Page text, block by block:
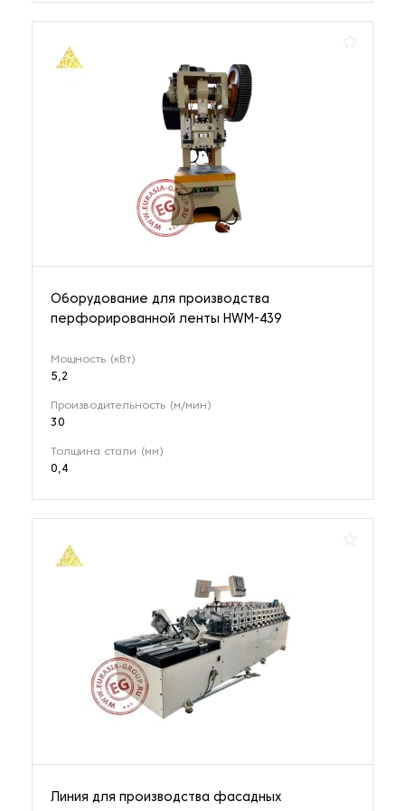
Оборудование для производства
перфорированной ленты HWM-439
Мощность (кВт)
5,2
Производительность (м/мин)
30
Толщина стали (мм)
0,4
Линия для производства фасадных